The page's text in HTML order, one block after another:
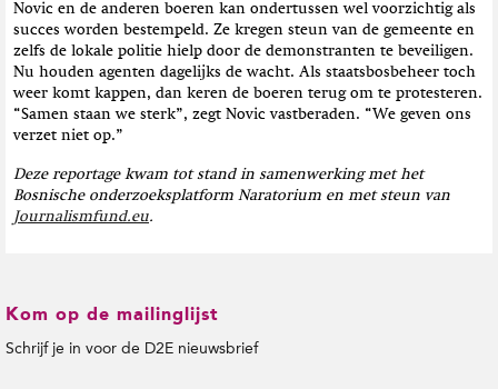
Novic en de anderen boeren kan ondertussen wel voorzichtig als
succes worden bestempeld. Ze kregen steun van de gemeente en
zelfs de lokale politie hielp door de demonstranten te beveiligen.
Nu houden agenten dagelijks de wacht. Als staatsbosbeheer toch
weer komt kappen, dan keren de boeren terug om te protesteren.
“Samen staan we sterk”, zegt Novic vastberaden. “We geven ons
verzet niet op.”
Deze reportage kwam tot stand in samenwerking met het
Bosnische onderzoeksplatform Naratorium en met steun van
Journalismfund.eu.
Kom op de mailinglijst
Schrijf je in voor de D2E nieuwsbrief